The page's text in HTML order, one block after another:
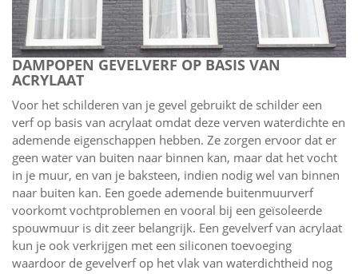
DAMPOPEN GEVELVERF OP BASIS VAN
ACRYLAAT
Voor het schilderen van je gevel gebruikt de schilder een
verf op basis van acrylaat omdat deze verven waterdichte en
ademende eigenschappen hebben. Ze zorgen ervoor dat er
geen water van buiten naar binnen kan, maar dat het vocht
in je muur, en van je baksteen, indien nodig wel van binnen
naar buiten kan. Een goede ademende buitenmuurverf
voorkomt vochtproblemen en vooral bij een geïsoleerde
spouwmuur is dit zeer belangrijk. Een gevelverf van acrylaat
kun je ook verkrijgen met een siliconen toevoeging
waardoor de gevelverf op het vlak van waterdichtheid nog